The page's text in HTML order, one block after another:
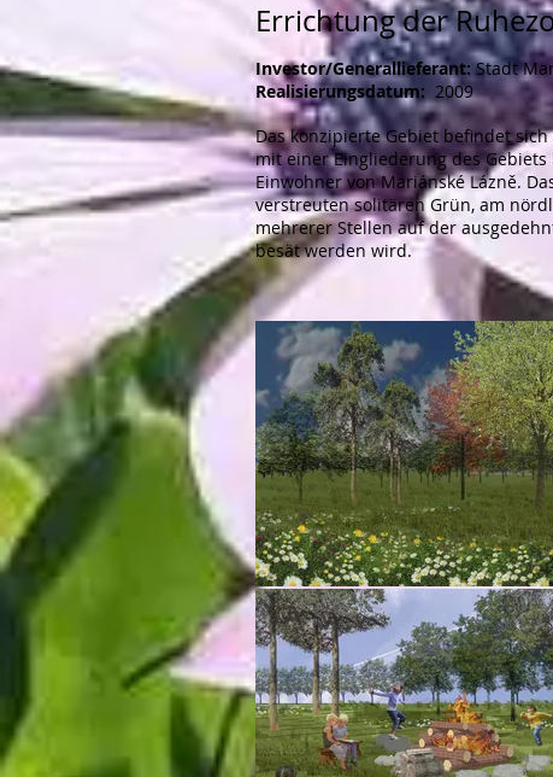
Errichtung der
Investor/Generallieferant:Stadt
Realisierungsdatum: 2009
Das konzipierte Gebiet befindet
mit einer Eingliederung des
Einwohner von Mariánské Lázně.
verstreuten solitären Grün, am
mehrerer Stellen auf der
besät werden wird.